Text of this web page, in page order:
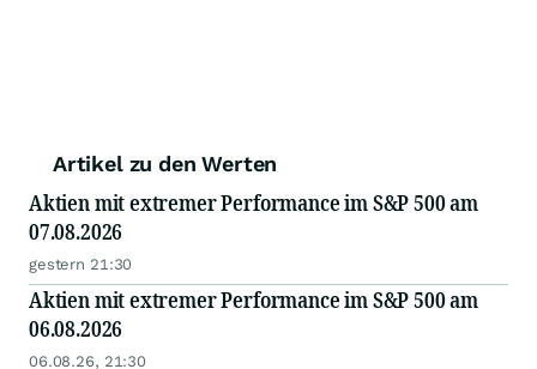
Artikel zu den Werten
Aktien mit extremer Performance im S&P 500 am
07.08.2026
gestern 21:30
Aktien mit extremer Performance im S&P 500 am
06.08.2026
06.08.26, 21:30